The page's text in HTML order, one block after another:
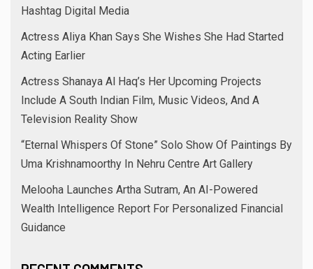
Hashtag Digital Media
Actress Aliya Khan Says She Wishes She Had Started
Acting Earlier
Actress Shanaya Al Haq’s Her Upcoming Projects
Include A South Indian Film, Music Videos, And A
Television Reality Show
“Eternal Whispers Of Stone” Solo Show Of Paintings By
Uma Krishnamoorthy In Nehru Centre Art Gallery
Melooha Launches Artha Sutram, An AI-Powered
Wealth Intelligence Report For Personalized Financial
Guidance